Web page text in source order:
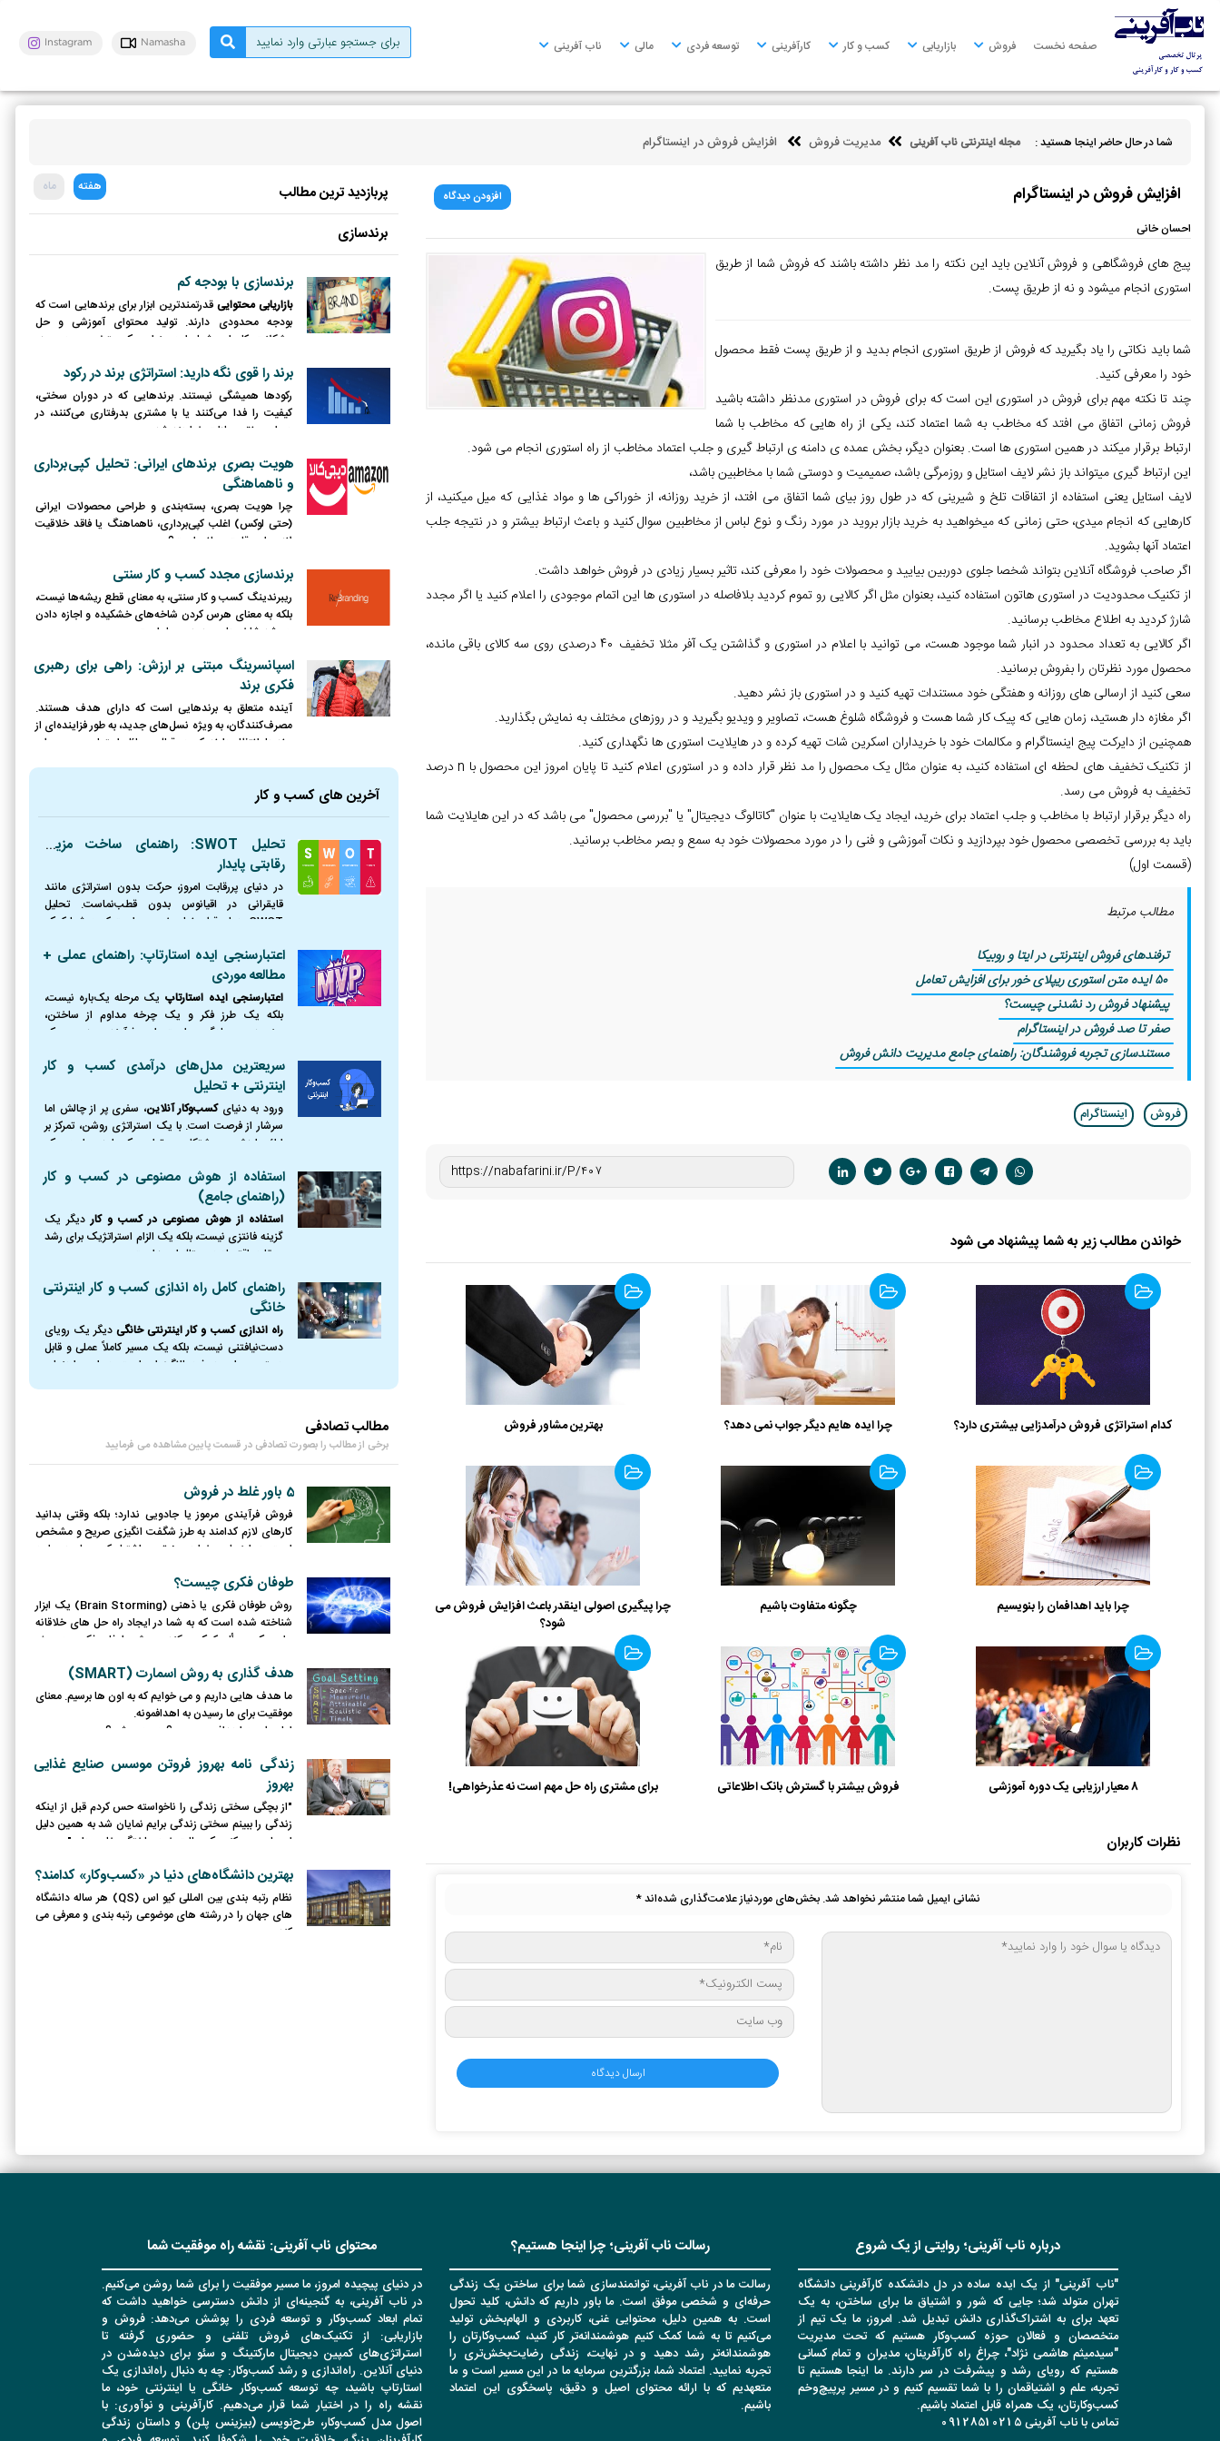
صفحه
نخست
فروش
کارآفرینی
توسعه
فردی
آفرینی
صفحه نخست فروش بازاریابی کسب و کار کارآفرینی توسعه فردی مالی ناب آفرینی Instagram Namasha
شما در حال حاضر اینجا هستید : مجله اینترنتی ناب آفرینی مدیریت فروش افزایش فروش در اینستاگرام
افزایش فروش در اینستاگرام افزودن دیدگاه
احسان خانی
پیج های فروشگاهی و فروش آنلاین باید این نکته را مد نظر داشته باشند که فروش شما از طریق
استوری انجام میشود و نه از طریق پست.
شما باید نکاتی را یاد بگیرید که فروش از طریق استوری انجام بدید و از طریق پست فقط محصول
خود را معرفی کنید.
چند تا نکته مهم برای فروش در استوری این است که برای فروش در استوری مدنظر داشته باشید
فروش زمانی اتفاق می افتد که مخاطب به شما اعتماد کند، یکی از راه هایی که مخاطب با شما
ارتباط برقرار میکند در همین استوری ها است. بعنوان دیگر، بخش عمده ی دامنه ی ارتباط گیری و جلب اعتماد مخاطب از راه استوری انجام می شود.
این ارتباط گیری میتواند باز نشر لایف استایل و روزمرگی باشد، صمیمیت و دوستی شما با مخاطبین باشد،
لایف استایل یعنی استفاده از اتفاقات تلخ و شیرینی که در طول روز بیای شما اتفاق می افتد، از خرید روزانه، از خوراکی ها و مواد غذایی که میل میکنید، از
کارهایی که انجام میدی، حتی زمانی که میخواهید به خرید بازار بروید در مورد رنگ و نوع لباس از مخاطبین سوال کنید و باعث ارتباط بیشتر و در نتیجه جلب
اعتماد آنها بشوید.
اگر صاحب فروشگاه آنلاین بتواند شخصا جلوی دوربین بیایید و محصولات خود را معرفی کند، تاثیر بسیار زیادی در فروش خواهد داشت.
از تکنیک محدودیت در استوری هاتون استفاده کنید، بعنوان مثل اگر کالایی رو تموم کردید بلافاصله در استوری ها این اتمام موجودی را اعلام کنید یا اگر مجدد
شارژ کردید به اطلاع مخاطب برسانید.
اگر کالایی به تعداد محدود در انبار شما موجود هست، می توانید با اعلام در استوری و گذاشتن یک آفر مثلا تخفیف 40 درصدی روی سه کالای باقی مانده،
محصول مورد نظرتان را بفروش برسانید.
سعی کنید از ارسالی های روزانه و هفتگی خود مستندات تهیه کنید و در استوری باز نشر دهید.
اگر مغازه دار هستید، زمان هایی که پیک کار شما هست و فروشگاه شلوغ هست، تصاویر و ویدیو بگیرید و در روزهای مختلف به نمایش بگذارید.
همچنین از دایرکت پیج اینستاگرام و مکالمات خود با خریداران اسکرین شات تهیه کرده و در هایلایت استوری ها نگهداری کنید.
از تکنیک تخفیف های لحظه ای استفاده کنید، به عنوان مثال یک محصول را مد نظر قرار داده و در استوری اعلام کنید تا پایان امروز این محصول با n درصد
تخفیف به فروش می رسد.
راه دیگر برقرار ارتباط با مخاطب و جلب اعتماد برای خرید، ایجاد یک هایلایت با عنوان "کاتالوگ دیجیتال" یا "بررسی محصول" می باشد که در این هایلایت شما
باید به بررسی تخصصی محصول خود بپردازید و نکات آموزشی و فنی را در مورد محصولات خود به سمع و بصر مخاطب برسانید.
(قسمت اول)
مطالب مرتبط
ترفندهای فروش اینترنتی در ایتا و روبیکا
50 ایده متن استوری ریپلای خور برای افزایش تعامل
پیشنهاد فروش رد نشدنی چیست؟
صفر تا صد فروش در اینستاگرام
مستندسازی تجربه فروشندگان: راهنمای جامع مدیریت دانش فروش
فروش اینستاگرام
خواندن مطالب زیر به شما پیشنهاد می شود
کدام استراتژی فروش درآمدزایی بیشتری دارد؟ چرا ایده هایم دیگر جواب نمی دهد؟ بهترین مشاور فروش
چرا باید اهدافمان را بنویسیم چگونه متفاوت باشیم
چرا پیگیری اصولی اینقدر باعث افزایش فروش می
شود؟
8 معیار ارزیابی یک دوره آموزشی فروش بیشتر با گسترش بانک اطلاعاتی برای مشتری راه حل مهم است نه عذرخواهی!
نظرات کاربران
نشانی ایمیل شما منتشر نخواهد شد. بخش‌های موردنیاز علامت‌گذاری شده‌اند*
پربازدید ترین مطالب هفته ماه
برندسازی
برندسازی با بودجه کم
بازاریابی محتوایی قدرتمندترین ابزار برای برندهایی است که
بودجه محدودی دارند. تولید محتوای آموزشی و حل
مشکلات کاربران، شما را به عنوان یک متخصص در حوزه
برند را قوی نگه دارید: استراتژی برند در رکود
رکودها همیشگی نیستند. برندهایی که در دوران سختی،
کیفیت را فدا می‌کنند یا با مشتری بدرفتاری می‌کنند، در
دوران رونق مجازات خواهند شد.
هویت بصری برندهای ایرانی: تحلیل کپی‌برداری
و ناهماهنگی
چرا هویت بصری، بسته‌بندی و طراحی محصولات ایرانی
(حتی لوکس) اغلب کپی‌برداری، ناهماهنگ یا فاقد خلاقیت
لازم برای رقابت جهانی است؟
برندسازی مجدد کسب و کار سنتی
ریبرندینگ کسب و کار سنتی، به معنای قطع ریشه‌ها نیست،
بلکه به معنای هرس کردن شاخه‌های خشکیده و اجازه دادن
به رشد شاخه‌های جدید و پربار است.
اسپانسرینگ مبتنی بر ارزش: راهی برای رهبری
فکری برند
آینده متعلق به برندهایی است که دارای هدف هستند.
مصرف‌کنندگان، به ویژه نسل‌های جدید، به طور فزاینده‌ای از
برندها انتظار دارند که در قبال مسائل اجتماعی و محیطی
آخرین های کسب و کار
تحلیل SWOT: راهنمای ساخت مزیت
رقابتی پایدار
در دنیای پررقابت امروز، حرکت بدون استراتژی مانند
قایقرانی در اقیانوس بدون قطب‌نماست. تحلیل
SWOT همان قطب‌نمای ضروری است که به شما کمک
(تهدیدها) دوری کنید،
اعتبارسنجی ایده استارتاپ: راهنمای عملی +
مطالعه موردی
اعتبارسنجی ایده استارتاپ یک مرحله یک‌باره نیست،
بلکه یک طرز فکر و یک چرخه مداوم از ساختن،
سنجیدن و یادگیری است. این فرآیند، مرز بین یک
می‌کند.
سریعترین مدل‌های درآمدی کسب و کار
اینترنتی + تحلیل
ورود به دنیایکسب‌وکار آنلاین، سفری پر از چالش اما
سرشار از فرصت است. با یک استراتژی روشن، تمرکز بر
ارائه ارزش و پشتکار، می‌توان یک ایده را به یک
استفاده از هوش مصنوعی در کسب و کار
(راهنمای جامع)
استفاده از هوش مصنوعی در کسب و کاردیگر یک
گزینه فانتزی نیست، بلکه یک الزام استراتژیک برای رشد
و بقا در اقتصاد دیجیتال امروز است.
راهنمای کامل راه اندازی کسب و کار اینترنتی
خانگی
راه اندازی کسب و کار اینترنتی خانگیدیگر یک رویای
دست‌نیافتنی نیست، بلکه یک مسیر کاملاً عملی و قابل
دسترس برای هر فرد باانگیزه‌ای است. در این راهنمای
مطالب تصادفی
برخی از مطالب را بصورت تصادفی در قسمت پایین مشاهده می فرمایید
5 باور غلط در فروش
فروش فرآیندی مرموز یا جادویی ندارد؛ بلکه وقتی بدانید
کارهای لازم کدامند به طرز شگفت انگیزی صریح و مشخص
است. در اینجا می‌خواهیم 8 تصور اشتباه که بسیار هم رایج
طوفان فکری چیست؟
روش طوفان فکری یا ذهنی (Brain Storming) یک ابزار
شناخته شده است که به شما در ایجاد راه حل های خلاقانه
برای یک مسأله کمک می­کند . روش طوفان فکری به ویژه
و الگوهای تفکر تثبیت شده را تغییر دهید طوری که بتوانید
به روشی نو به همه چیز بنگرید.
هدف گذاری به روش اسمارت (SMART)
ما هدف هایی داریم و می خوایم که به اون ها برسیم. معنای
موفقیت برای ما رسیدن به اهدافمونه.
اما چطور به اهدافمون برسیم؟ به چه روشی؟
زندگی نامه بهروز فروتن موسس صنایع غذایی
بهروز
"از بچگی سختی زندگی را ناخواسته حس کردم قبل از اینکه
زندگی را ببینم سختی زندگی برایم نمایان شد به همین دلیل
احساس می کنم یک حالت خود ساختگی خاص دارم"
بهترین دانشگاه‌های دنیا در «کسب‌و‌کار» کدامند؟
نظام رتبه بندی بین المللی کیو اس (QS) هر ساله دانشگاه
های جهان را در رشته های موضوعی رتبه بندی و معرفی می
کند
درباره ناب آفرینی؛ روایتی از یک شروع
"ناب آفرینی" از یک ایده ساده در دل دانشکده کارآفرینی دانشگاه
تهران متولد شد؛ جایی که شور و اشتیاق ما برای ساختن، به یک
تعهد برای به اشتراک‌گذاری دانش تبدیل شد. امروز، ما یک تیم از
متخصصان و فعالان حوزه کسب‌وکار هستیم که تحت مدیریت
"سیدمیثم هاشمی نژاد"، چراغ راه کارآفرینان، مدیران و تمام کسانی
هستیم که رویای رشد و پیشرفت در سر دارند. ما اینجا هستیم تا
تجربه، علم و اشتیاقمان را با شما تقسیم کنیم و در مسیر پرپیچ‌وخم
کسب‌وکارتان، یک همراه قابل اعتماد باشیم.
تماس با ناب آفرینی 09128510215
رسالت ناب آفرینی؛ چرا اینجا هستیم؟
رسالت ما در ناب آفرینی، توانمندسازی شما برای ساختن یک زندگی
حرفه‌ای و شخصی موفق است. ما باور داریم که دانش، کلید تحول
است. به همین دلیل، محتوایی غنی، کاربردی و الهام‌بخش تولید
می‌کنیم تا به شما کمک کنیم هوشمندانه‌تر کار کنید، کسب‌وکارتان را
هوشمندانه‌تر رشد دهید و در نهایت، زندگی رضایت‌بخش‌تری را
تجربه نمایید. اعتماد شما، بزرگترین سرمایه ما در این مسیر است و ما
متعهدیم که با ارائه محتوای اصیل و دقیق، پاسخگوی این اعتماد
باشیم.
محتوای ناب آفرینی: نقشه راه موفقیت شما
در دنیای پیچیده امروز، ما مسیر موفقیت را برای شما روشن می‌کنیم.
در ناب آفرینی، به گنجینه‌ای از دانش دسترسی خواهید داشت که
تمام ابعاد کسب‌وکار و توسعه فردی را پوشش می‌دهد: فروش و
بازاریابی: از تکنیک‌های فروش تلفنی و حضوری گرفته تا
استراتژی‌های کمپین دیجیتال مارکتینگ و سئو برای دیده‌شدن در
دنیای آنلاین. راه‌اندازی و رشد کسب‌وکار: چه به دنبال راه‌اندازی یک
استارتاپ باشید، چه توسعه کسب‌وکار خانگی یا اینترنتی خود، ما
نقشه راه را در اختیار شما قرار می‌دهیم. کارآفرینی و نوآوری: با
اصول مدل کسب‌وکار، طرح‌نویسی (بیزینس پلن) و داستان زندگی